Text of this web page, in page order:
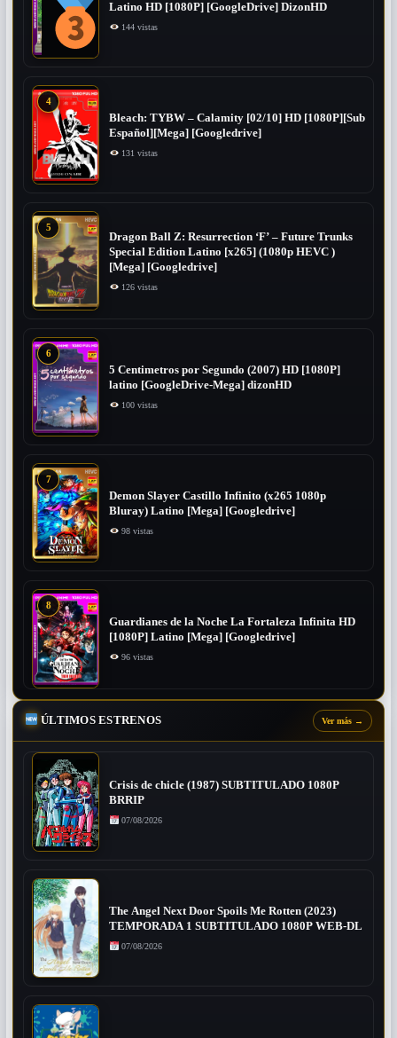
Latino HD [1080P] [GoogleDrive] DizonHD
144 vistas
4
Bleach: TYBW – Calamity [02/10] HD [1080P][Sub
Español][Mega] [Googledrive]
131 vistas
5
Dragon Ball Z: Resurrection ‘F’ – Future Trunks
Special Edition Latino [x265] (1080p HEVC )
[Mega] [Googledrive]
126 vistas
6
5 Centimetros por Segundo (2007) ​HD [1080P]
latino [GoogleDrive-Mega] dizonHD
100 vistas
7
Demon Slayer Castillo Infinito (x265 1080p
Bluray) Latino [Mega] [Googledrive]
98 vistas
8
Guardianes de la Noche La Fortaleza Infinita HD
[1080P] Latino [Mega] [Googledrive]
96 vistas
ÚLTIMOS ESTRENOS Ver más →
Crisis de chicle (1987) SUBTITULADO 1080P
BRRIP
07/08/2026
The Angel Next Door Spoils Me Rotten (2023)
TEMPORADA 1 SUBTITULADO 1080P WEB-DL
07/08/2026